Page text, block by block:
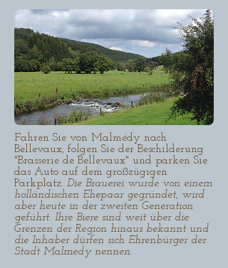
Fahren Sie von Malmédy nach
Bellevaux, folgen Sie der Beschilderung
"Brasserie de Bellevaux" und parken Sie
das Auto auf dem großzügigen
Parkplatz. Die Brauerei wurde von einem
holländischen Ehepaar gegründet, wird
aber heute in der zweiten Generation
geführt. Ihre Biere sind weit über die
Grenzen der Region hinaus bekannt und
die Inhaber dürfen sich Ehrenbürger der
Stadt Malmedy nennen.